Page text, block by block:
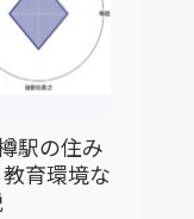
駅の住み
育環境な